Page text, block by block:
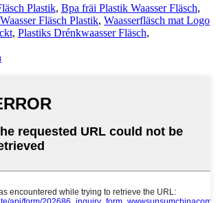
Plastik, Bpa fräi Plastik Waasser Fläsch,
Fläsch Plastik, Waasserfläsch mat Logo
, Plastiks Drénkwaasser Fläsch,